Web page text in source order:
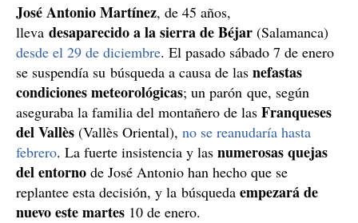
José Antonio Martínez, de 45 años,
lleva desaparecido a la sierra de Béjar (Salamanca)
desde el 29 de diciembre. El pasado sábado 7 de enero
se suspendía su búsqueda a causa de las nefastas
condiciones meteorológicas; un parón que, según
aseguraba la familia del montañero de las Franqueses
del Vallès (Vallès Oriental), no se reanudaría hasta
febrero. La fuerte insistencia y las numerosas quejas
del entorno de José Antonio han hecho que se
replantee esta decisión, y la búsqueda empezará de
nuevo este martes 10 de enero.